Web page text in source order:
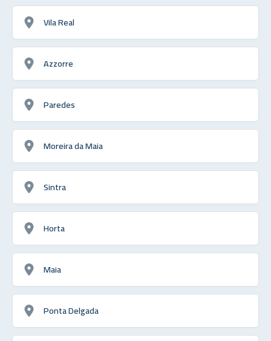
Vila Real
Azzorre
Paredes
Moreira da Maia
Sintra
Horta
Maia
Ponta Delgada